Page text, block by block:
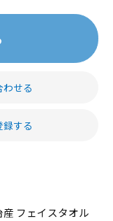
せる
する
フェイスタオル